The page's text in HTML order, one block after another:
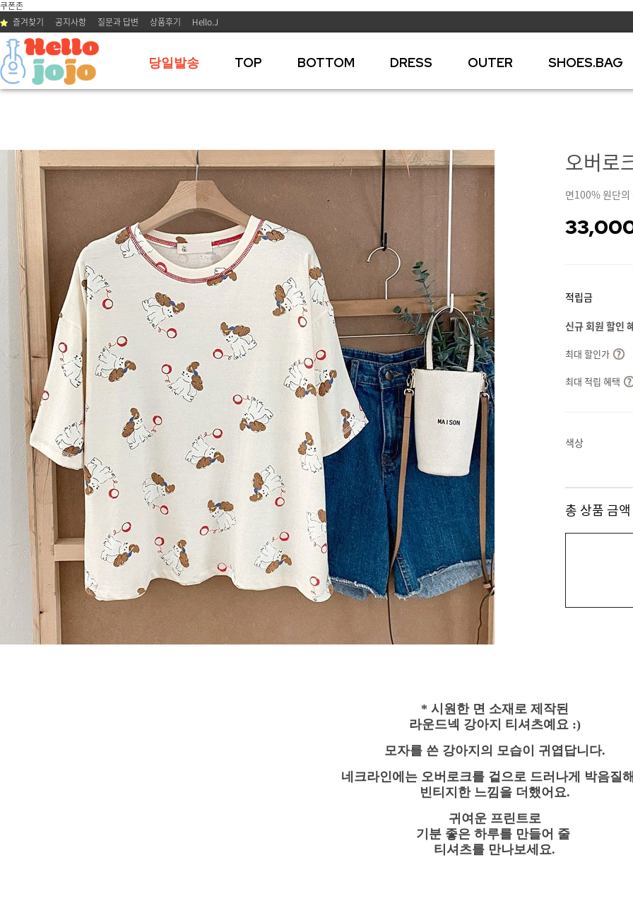
쿠폰존
즐겨찾기
공지사항 질문과 답변 상품후기 Hello.J
당일발송 TOP BOTTOM DRESS OUTER SHOES.BAG
오버로
면100% 원단의
적립금
신규 회원 할인
최대 할인가
최대 적립 혜택
색상
총 상품 금액
* 시원한 면 소재로 제작된
라운드넥 강아지 티셔츠예요 :)
모자를 쓴 강아지의 모습이 귀엽답니다.
네크라인에는 오버로크를 겉으로 드러나게 박음질
빈티지한 느낌을 더했어요.
귀여운 프린트로
기분 좋은 하루를 만들어 줄
티셔츠를 만나보세요.